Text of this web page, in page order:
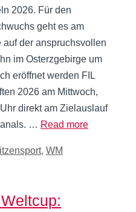
2026. Für den
geht es am
der anspruchsvollen
im Osterzgebirge um
eröffnet werden FIL
2026 am Mittwoch,
direkt am Zielauslauf
… Read more
, WM